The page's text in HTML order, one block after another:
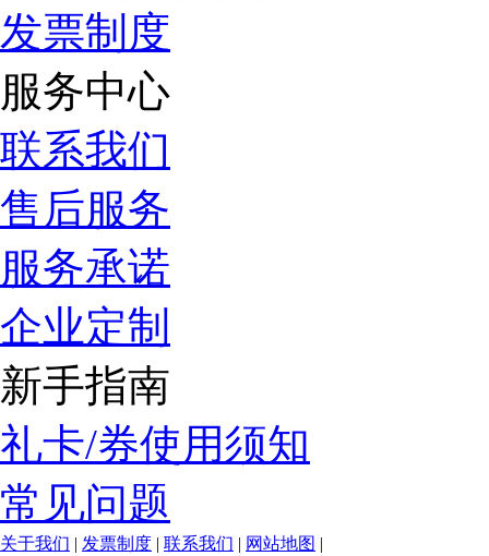
发票制度
服务中心
联系我们
售后服务
服务承诺
企业定制
新手指南
礼卡/券使用须知
常见问题
关于我们 | 发票制度 | 联系我们 | 网站地图 |